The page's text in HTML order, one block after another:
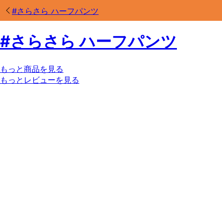
#さらさら ハーフパンツ
#さらさら ハーフパンツ
もっと商品を見る
もっとレビューを見る